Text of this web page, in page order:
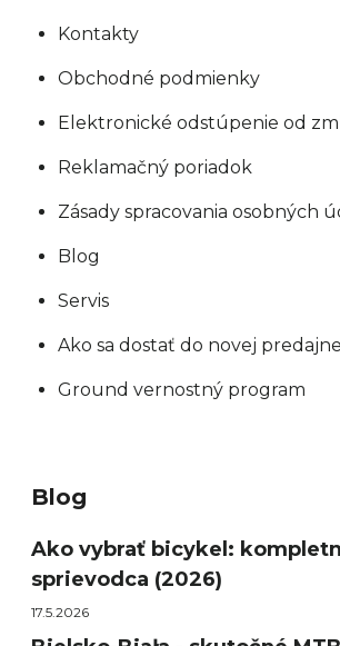
Kontakty
Obchodné podmienky
Elektronické odstúpenie od
Reklamačný poriadok
Zásady spracovania osobných
Blog
Servis
Ako sa dostať do novej
Ground vernostný program
Blog
Ako vybrať bicykel:
sprievodca (2026)
17.5.2026